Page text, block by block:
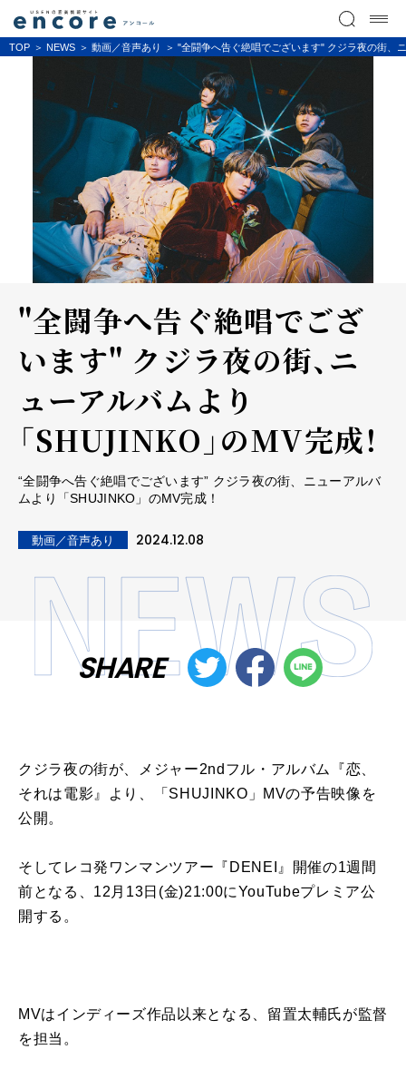
TOP NEWS 動画／音声あり "全闘争へ告ぐ絶唱でございます" クジラ夜の街、
"全闘争へ告ぐ絶唱でござ
います" クジラ夜の街、ニ
ューアルバムより
「SHUJINKO」のMV完成！
“全闘争へ告ぐ絶唱でございます” クジラ夜の街、ニューアルバ
ムより「SHUJINKO」のMV完成！
動画／音声あり 2024.12.08
SHARE
クジラ夜の街が、メジャー2ndフル・アルバム『恋、
それは電影』より、「SHUJINKO」MVの予告映像を
公開。
そしてレコ発ワンマンツアー『DENEI』開催の1週間
前となる、12月13日(金)21:00にYouTubeプレミア公
開する。
MVはインディーズ作品以来となる、留置太輔氏が監督
を担当。